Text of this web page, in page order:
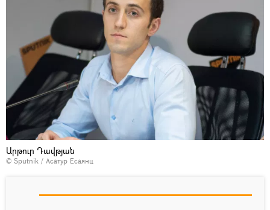
Արթուր Դավթյան
© Sputnik / Асатур Есаянц